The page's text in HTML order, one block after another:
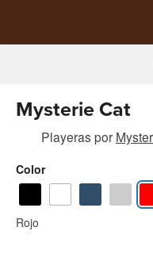
Mysterie Cat
Playeraspor
Color
Rojo